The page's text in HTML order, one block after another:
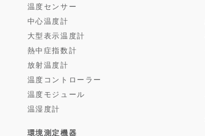
温度センサー
中心温度計
大型表示温度計
熱中症指数計
放射温度計
温度コントローラー
温度モジュール
温湿度計
環境測定機器